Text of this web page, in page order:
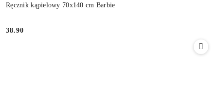
Ręcznik kąpielowy 70x140 cm Barbie
Cena:
38.90